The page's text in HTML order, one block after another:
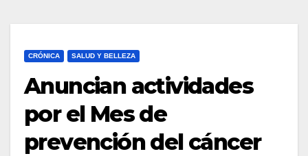
CRÓNICA SALUD Y BELLEZA
Anuncian actividades
por el Mes de
prevención del cáncer